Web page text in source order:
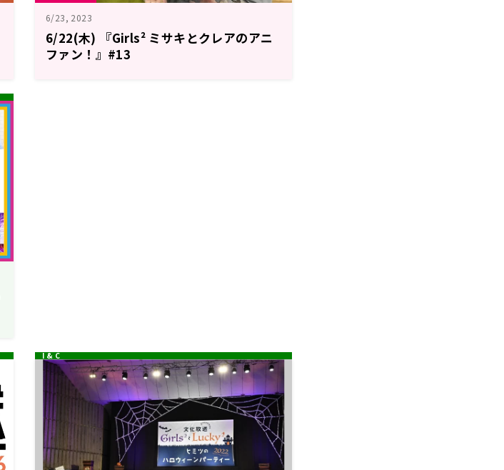
6/23, 2023
6/22(木) 『Girls² ミサキとクレアのアニ
ファン！』#13